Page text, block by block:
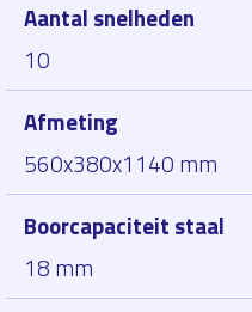
Aantal snelheden
10
Afmeting
560x380x1140 mm
Boorcapaciteit staal
18 mm